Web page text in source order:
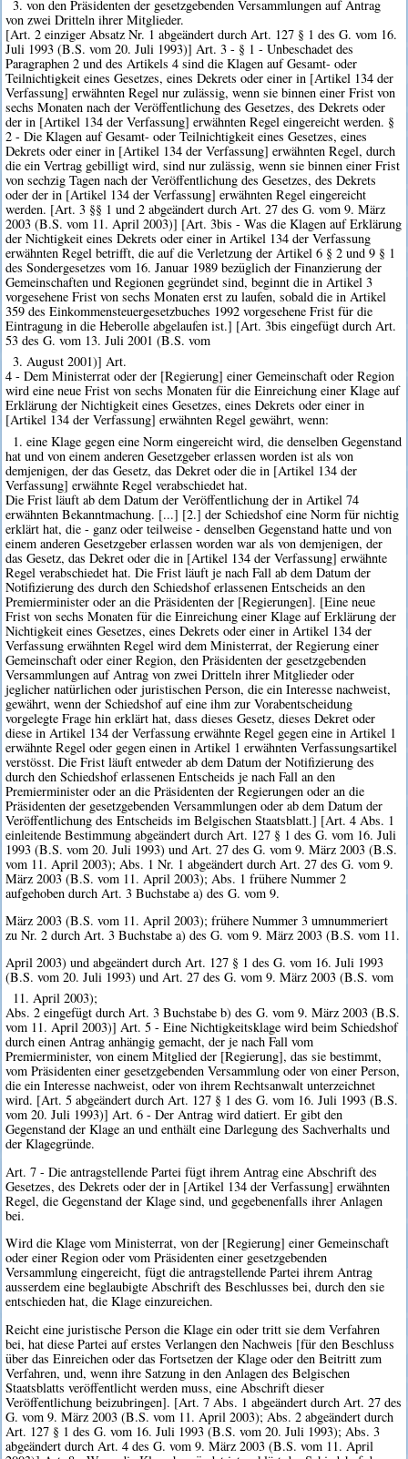
3. von den Präsidenten der gesetzgebenden Versammlungen auf Antrag
von zwei Dritteln ihrer Mitglieder.
[Art. 2 einziger Absatz Nr. 1 abgeändert durch Art. 127 § 1 des G. vom 16.
Juli 1993 (B.S. vom 20. Juli 1993)] Art. 3 - § 1 - Unbeschadet des
Paragraphen 2 und des Artikels 4 sind die Klagen auf Gesamt- oder
Teilnichtigkeit eines Gesetzes, eines Dekrets oder einer in [Artikel 134 der
Verfassung] erwähnten Regel nur zulässig, wenn sie binnen einer Frist von
sechs Monaten nach der Veröffentlichung des Gesetzes, des Dekrets oder
der in [Artikel 134 der Verfassung] erwähnten Regel eingereicht werden. §
2 - Die Klagen auf Gesamt- oder Teilnichtigkeit eines Gesetzes, eines
Dekrets oder einer in [Artikel 134 der Verfassung] erwähnten Regel, durch
die ein Vertrag gebilligt wird, sind nur zulässig, wenn sie binnen einer Frist
von sechzig Tagen nach der Veröffentlichung des Gesetzes, des Dekrets
oder der in [Artikel 134 der Verfassung] erwähnten Regel eingereicht
werden. [Art. 3 §§ 1 und 2 abgeändert durch Art. 27 des G. vom 9. März
2003 (B.S. vom 11. April 2003)] [Art. 3bis - Was die Klagen auf Erklärung
der Nichtigkeit eines Dekrets oder einer in Artikel 134 der Verfassung
erwähnten Regel betrifft, die auf die Verletzung der Artikel 6 § 2 und 9 § 1
des Sondergesetzes vom 16. Januar 1989 bezüglich der Finanzierung der
Gemeinschaften und Regionen gegründet sind, beginnt die in Artikel 3
vorgesehene Frist von sechs Monaten erst zu laufen, sobald die in Artikel
359 des Einkommensteuergesetzbuches 1992 vorgesehene Frist für die
Eintragung in die Heberolle abgelaufen ist.] [Art. 3bis eingefügt durch Art.
53 des G. vom 13. Juli 2001 (B.S. vom
3. August 2001)] Art.
4 - Dem Ministerrat oder der [Regierung] einer Gemeinschaft oder Region
wird eine neue Frist von sechs Monaten für die Einreichung einer Klage auf
Erklärung der Nichtigkeit eines Gesetzes, eines Dekrets oder einer in
[Artikel 134 der Verfassung] erwähnten Regel gewährt, wenn:
1. eine Klage gegen eine Norm eingereicht wird, die denselben Gegenstand
hat und von einem anderen Gesetzgeber erlassen worden ist als von
demjenigen, der das Gesetz, das Dekret oder die in [Artikel 134 der
Verfassung] erwähnte Regel verabschiedet hat.
Die Frist läuft ab dem Datum der Veröffentlichung der in Artikel 74
erwähnten Bekanntmachung. [...] [2.] der Schiedshof eine Norm für nichtig
erklärt hat, die - ganz oder teilweise - denselben Gegenstand hatte und von
einem anderen Gesetzgeber erlassen worden war als von demjenigen, der
das Gesetz, das Dekret oder die in [Artikel 134 der Verfassung] erwähnte
Regel verabschiedet hat. Die Frist läuft je nach Fall ab dem Datum der
Notifizierung des durch den Schiedshof erlassenen Entscheids an den
Premierminister oder an die Präsidenten der [Regierungen]. [Eine neue
Frist von sechs Monaten für die Einreichung einer Klage auf Erklärung der
Nichtigkeit eines Gesetzes, eines Dekrets oder einer in Artikel 134 der
Verfassung erwähnten Regel wird dem Ministerrat, der Regierung einer
Gemeinschaft oder einer Region, den Präsidenten der gesetzgebenden
Versammlungen auf Antrag von zwei Dritteln ihrer Mitglieder oder
jeglicher natürlichen oder juristischen Person, die ein Interesse nachweist,
gewährt, wenn der Schiedshof auf eine ihm zur Vorabentscheidung
vorgelegte Frage hin erklärt hat, dass dieses Gesetz, dieses Dekret oder
diese in Artikel 134 der Verfassung erwähnte Regel gegen eine in Artikel 1
erwähnte Regel oder gegen einen in Artikel 1 erwähnten Verfassungsartikel
verstösst. Die Frist läuft entweder ab dem Datum der Notifizierung des
durch den Schiedshof erlassenen Entscheids je nach Fall an den
Premierminister oder an die Präsidenten der Regierungen oder an die
Präsidenten der gesetzgebenden Versammlungen oder ab dem Datum der
Veröffentlichung des Entscheids im Belgischen Staatsblatt.] [Art. 4 Abs. 1
einleitende Bestimmung abgeändert durch Art. 127 § 1 des G. vom 16. Juli
1993 (B.S. vom 20. Juli 1993) und Art. 27 des G. vom 9. März 2003 (B.S.
vom 11. April 2003); Abs. 1 Nr. 1 abgeändert durch Art. 27 des G. vom 9.
März 2003 (B.S. vom 11. April 2003); Abs. 1 frühere Nummer 2
aufgehoben durch Art. 3 Buchstabe a) des G. vom 9.
März 2003 (B.S. vom 11. April 2003); frühere Nummer 3 umnummeriert
zu Nr. 2 durch Art. 3 Buchstabe a) des G. vom 9. März 2003 (B.S. vom 11.
April 2003) und abgeändert durch Art. 127 § 1 des G. vom 16. Juli 1993
(B.S. vom 20. Juli 1993) und Art. 27 des G. vom 9. März 2003 (B.S. vom
11. April 2003);
Abs. 2 eingefügt durch Art. 3 Buchstabe b) des G. vom 9. März 2003 (B.S.
vom 11. April 2003)] Art. 5 - Eine Nichtigkeitsklage wird beim Schiedshof
durch einen Antrag anhängig gemacht, der je nach Fall vom
Premierminister, von einem Mitglied der [Regierung], das sie bestimmt,
vom Präsidenten einer gesetzgebenden Versammlung oder von einer Person,
die ein Interesse nachweist, oder von ihrem Rechtsanwalt unterzeichnet
wird. [Art. 5 abgeändert durch Art. 127 § 1 des G. vom 16. Juli 1993 (B.S.
vom 20. Juli 1993)] Art. 6 - Der Antrag wird datiert. Er gibt den
Gegenstand der Klage an und enthält eine Darlegung des Sachverhalts und
der Klagegründe.
Art. 7 - Die antragstellende Partei fügt ihrem Antrag eine Abschrift des
Gesetzes, des Dekrets oder der in [Artikel 134 der Verfassung] erwähnten
Regel, die Gegenstand der Klage sind, und gegebenenfalls ihrer Anlagen
bei.
Wird die Klage vom Ministerrat, von der [Regierung] einer Gemeinschaft
oder einer Region oder vom Präsidenten einer gesetzgebenden
Versammlung eingereicht, fügt die antragstellende Partei ihrem Antrag
ausserdem eine beglaubigte Abschrift des Beschlusses bei, durch den sie
entschieden hat, die Klage einzureichen.
Reicht eine juristische Person die Klage ein oder tritt sie dem Verfahren
bei, hat diese Partei auf erstes Verlangen den Nachweis [für den Beschluss
über das Einreichen oder das Fortsetzen der Klage oder den Beitritt zum
Verfahren, und, wenn ihre Satzung in den Anlagen des Belgischen
Staatsblatts veröffentlicht werden muss, eine Abschrift dieser
Veröffentlichung beizubringen]. [Art. 7 Abs. 1 abgeändert durch Art. 27 des
G. vom 9. März 2003 (B.S. vom 11. April 2003); Abs. 2 abgeändert durch
Art. 127 § 1 des G. vom 16. Juli 1993 (B.S. vom 20. Juli 1993); Abs. 3
abgeändert durch Art. 4 des G. vom 9. März 2003 (B.S. vom 11. April